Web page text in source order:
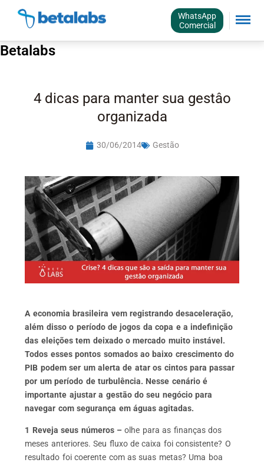
WhatsApp
Comercial
Betalabs
4 dicas para manter sua gestâo
organizada
30/06/2014 Gestão
A economia brasileira vem registrando desaceleração,
além disso o período de jogos da copa e a indefinição
das eleições tem deixado o mercado muito instável.
Todos esses pontos somados ao baixo crescimento do
PIB podem ser um alerta de atar os cintos para passar
por um período de turbulência. Nesse cenário é
importante ajustar a gestão do seu negócio para
navegar com segurança em águas agitadas.
1 Reveja seus números – olhe para as finanças dos
meses anteriores. Seu fluxo de caixa foi consistente? O
resultado foi coerente com as suas metas? Uma boa